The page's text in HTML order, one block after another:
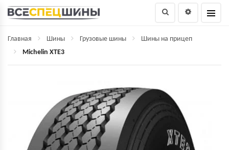
Главная Шины Грузовые шины
Шины на прицеп
Michelin XTE3